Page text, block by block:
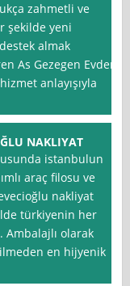
zahmetli ve
şekilde yeni
almak
As Gezegen Evden
anlayışıyla
NAKLIYAT
istanbulun
araç filosu ve
nakliyat
türkiyenin her
Ambalajlı olarak
en hijyenik